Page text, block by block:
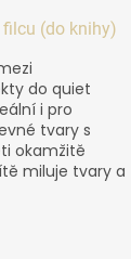
filcu (do knihy)
do quiet
i pro
tvary s
okamžitě
miluje tvary a